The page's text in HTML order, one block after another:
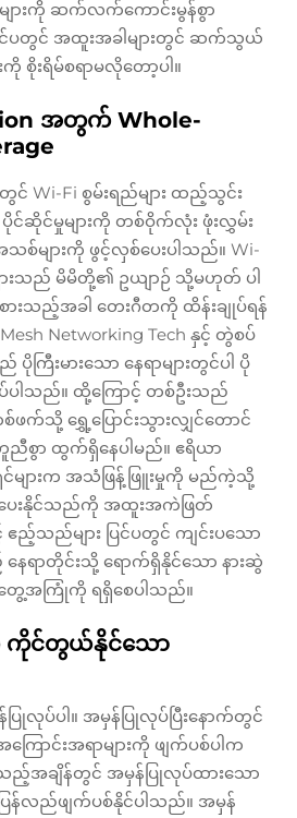
ျားကို ဆက်လက်ကောင်းမွန်စွာ
ပြင်ပတွင် အထူးအခါများတွင် ဆက်သွယ်
းကို စိုးရိမ်စရာမလိုတော့ပါ။
အတွက် Whole-
င် Wi-Fi စွမ်းရည်များ ထည့်သွင်း
င့် ပိုင်ဆိုင်မှုများကို တစ်ဝိုက်လုံး ဖုံးလွှမ်း
များကို ဖွင့်လှစ်ပေးပါသည်။ Wi-
ားသည် မိမိတို့၏ ဥယျာဉ် သို့မဟုတ် ပါ
းသည့်အခါ တေးဂီတကို ထိန်းချုပ်ရန်
Networking Tech နှင့် တွဲစပ်
ကြီးမားသော နေရာများတွင်ပါ ပို
ပါသည်။ ထို့ကြောင့် တစ်ဦးသည်
က်သို့ ရွှေ့ပြောင်းသွားလျှင်တောင်
စွာ ထွက်ရှိနေပါမည်။ ဧရိယာ
င်များက အသံဖြန့်ဖြူးမှုကို မည်ကဲ့သို့
ပေးနိုင်သည်ကို အထူးအကဲဖြတ်
ည့်သည်များ ပြင်ပတွင် ကျင်းပသော
နေရာတိုင်းသို့ ရောက်ရှိနိုင်သော နားဆွဲ
တွေ့အကြုံကို ရရှိစေပါသည်။
ကိုင်တွယ်နိုင်သော
လုပ်ပါ။ အမှန်ပြုလုပ်ပြီးနောက်တွင်
ြောင်းအရာများကို ဖျက်ပစ်ပါက
အချိန်တွင် အမှန်ပြုလုပ်ထားသော
ပြန်လည်ဖျက်ပစ်နိုင်ပါသည်။ အမှန်